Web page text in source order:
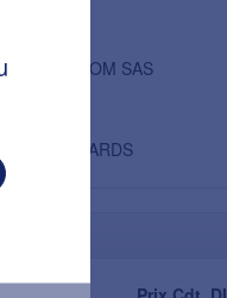
SPIRIDOM SAS
STANDARDS